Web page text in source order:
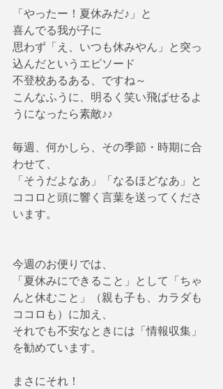
「やったー！夏休みだ♪」と
喜んでる我が子に
思わず「え、いつも休みやん」と突っ
込んだというエピソード
不登校あるある、ですね～
こんなふうに、明るく笑い飛ばせるよ
うになったら素敵♪♪
毎週、何かしら、その季節・時期に合
わせて、
「そうだよなあ」「なるほどなあ」と
ココロと頭に響く言葉を送ってくださ
います。
今週のお便りでは、
「夏休みにできること」として「ちゃ
んと休むこと」（親も子も、カラダも
ココロも）に加え、
それでも不安なときには「情報収集」
を勧めています。
まさにそれ！